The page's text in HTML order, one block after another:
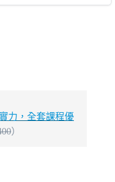
力，全套課程優
）